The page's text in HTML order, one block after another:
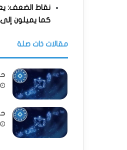
نقاط الضعف:
كما يميلون
مقالات ذات صلة